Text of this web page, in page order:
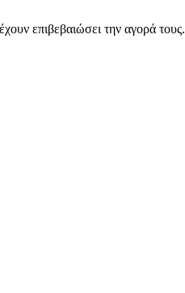
επιβεβαιώσει την αγορά τους.